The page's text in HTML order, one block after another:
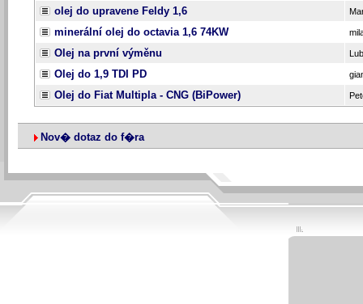
olej do upravene Feldy 1,6
minerální olej do octavia 1,6 74KW
Olej na první výměnu
Olej do 1,9 TDI PD
Olej do Fiat Multipla - CNG (BiPower)
Nov� dotaz do f�ra